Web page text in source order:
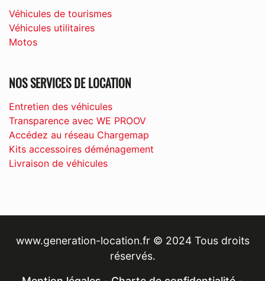
Véhicules de tourismes
Véhicules utilitaires
Motos
NOS SERVICES DE LOCATION
Entretien des véhicules
Transparence avec WE PROOV
Accédez au réseau Chargemap
Kits accessoires déménagement
Livraison de véhicules
www.generation-location.fr © 2024 Tous droits
réservés.